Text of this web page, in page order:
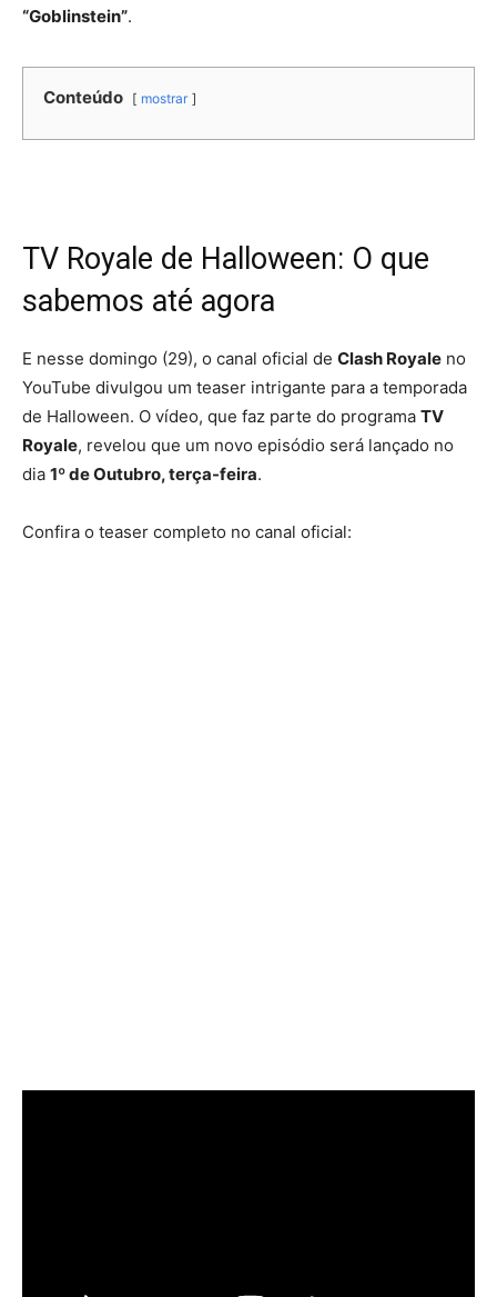
“Goblinstein”.
Conteúdo mostrar
TV Royale de Halloween: O que
sabemos até agora
E nesse domingo (29), o canal oficial de Clash Royale no
YouTube divulgou um teaser intrigante para a temporada
de Halloween. O vídeo, que faz parte do programa TV
Royale, revelou que um novo episódio será lançado no
dia 1º de Outubro, terça-feira.
Confira o teaser completo no canal oficial: